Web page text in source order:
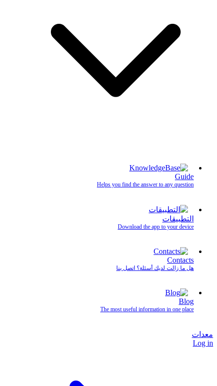
Guide
Helps you find the answer to any question
التطبيقات
Download the app to your device
Contacts
هل ما زالت لديك أسئلة؟ اتصل بنا
Blog
The most useful information in one place
معدات
Log in